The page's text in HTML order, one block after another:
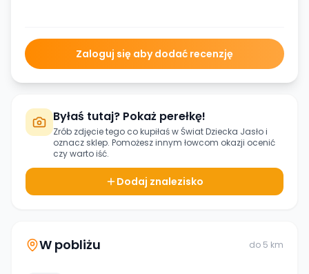
Zaloguj się aby dodać recenzję
Byłaś tutaj? Pokaż perełkę!
Zrób zdjęcie tego co kupiłaś wŚwiat Dziecka Jasłoi
oznacz sklep. Pomożesz innym łowcom okazji ocenić
czy warto iść.
Dodaj znalezisko
W pobliżu do 5 km